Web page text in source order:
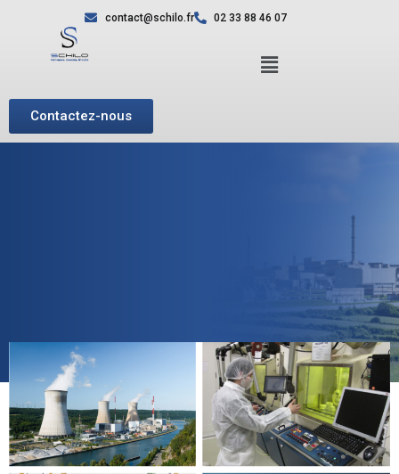
contact@schilo.fr 02 33 88 46 07
Contactez-nous